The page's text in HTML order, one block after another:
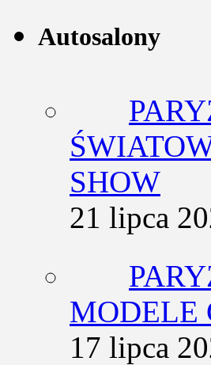
Autosalony
SHOW
21 lipca
MODELE
17 lipca